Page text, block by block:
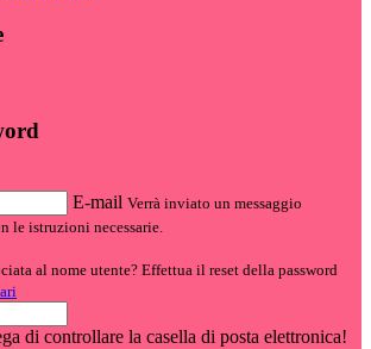
E-mail Verrà inviato un messaggio
le istruzioni necessarie.
al nome utente? Effettua il reset della password
di controllare la casella di posta elettronica!